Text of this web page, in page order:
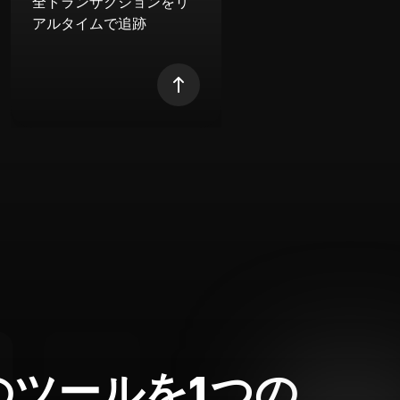
アルタイムで追跡